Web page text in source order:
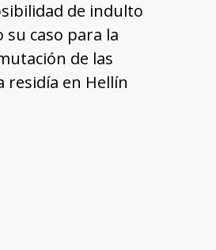
de indulto
su caso para la
de las
residía en Hellín